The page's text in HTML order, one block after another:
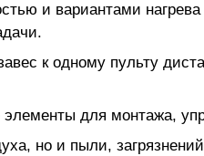
и вариантами нагрева
к одному пульту
для монтажа,
но и пыли,